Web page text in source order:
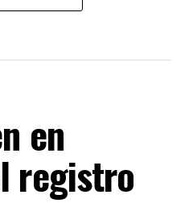
en
registro